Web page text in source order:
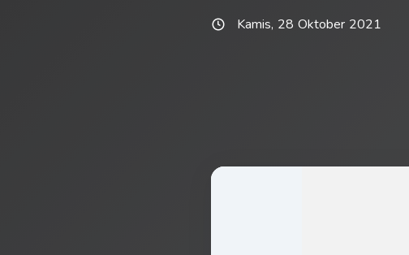
Kamis, 28 Oktober 2021